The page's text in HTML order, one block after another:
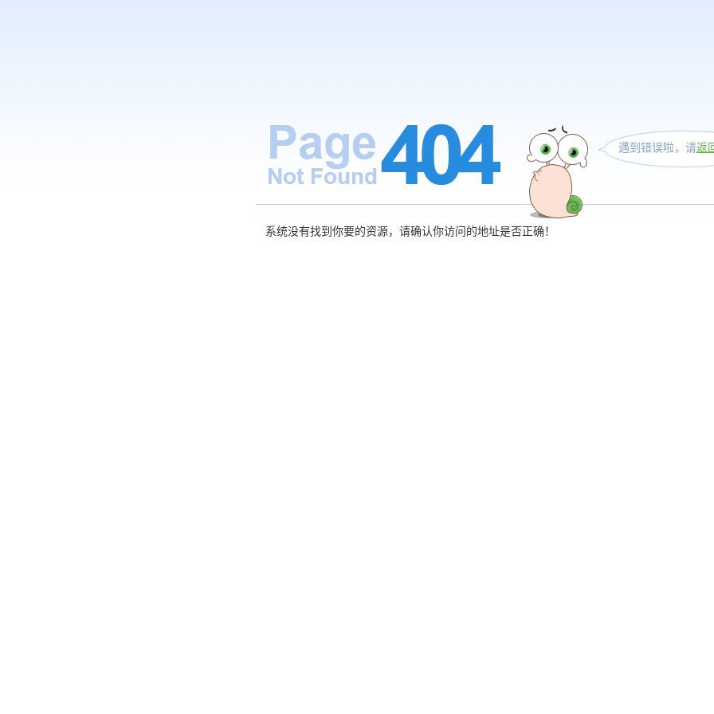
遇到错误啦，请返
系统没有找到你要的资源，请确认你访问的地址是否正确！